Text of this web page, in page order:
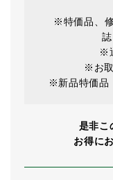
※特価品、
※
※お
※新品特価品
是非こ
お得に